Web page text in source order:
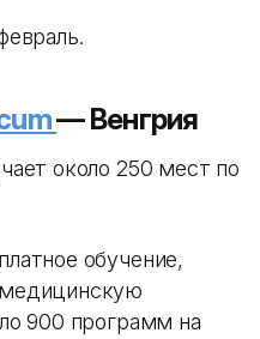
— Венгрия
около 250 мест по
обучение,
900 программ на